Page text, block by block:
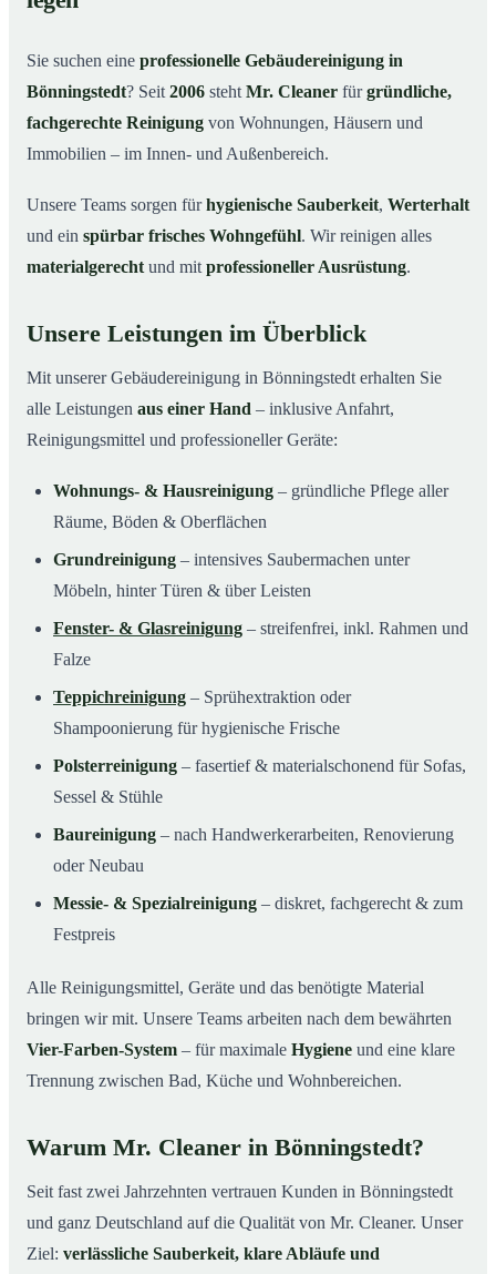
04So läuft die Gebäudereinigung ab
Typische Anlässe für eine Gebäudereinigung
Gebäudereinigung in Bönningstedt – Profis im Einsatz
Sie suchen eine professionelle Gebäudereinigung in
Bönningstedt? Seit 2006 steht Mr. Cleaner fürgründliche,
fachgerechte Reinigung von Wohnungen, Häusern und
Immobilien – im Innen- und Außenbereich.
Unsere Teams sorgen fürhygienische Sauberkeit, Werterhalt
und ein spürbar frisches Wohngefühl. Wir reinigen alles
materialgerecht und mit professioneller Ausrüstung.
Unsere Leistungen im Überblick
Mit unserer Gebäudereinigung in Bönningstedt erhalten Sie
alle Leistungen aus einer Hand – inklusive Anfahrt,
Reinigungsmittel und professioneller Geräte:
Wohnungs- & Hausreinigung – gründliche Pflege aller
Räume, Böden & Oberflächen
Grundreinigung – intensives Saubermachen unter
Möbeln, hinter Türen & über Leisten
Fenster- & Glasreinigung – streifenfrei, inkl. Rahmen und
Falze
Teppichreinigung – Sprühextraktion oder
Shampoonierung für hygienische Frische
Polsterreinigung – fasertief & materialschonend für Sofas,
Sessel & Stühle
Baureinigung – nach Handwerkerarbeiten, Renovierung
oder Neubau
Messie- & Spezialreinigung – diskret, fachgerecht & zum
Festpreis
Alle Reinigungsmittel, Geräte und das benötigte Material
bringen wir mit. Unsere Teams arbeiten nach dem bewährten
Vier-Farben-System – für maximale Hygiene und eine klare
Trennung zwischen Bad, Küche und Wohnbereichen.
Warum Mr. Cleaner in Bönningstedt?
Seit fast zwei Jahrzehnten vertrauen Kunden in Bönningstedt
und ganz Deutschland auf die Qualität von Mr. Cleaner. Unser
Ziel: verlässliche Sauberkeit, klare Abläufe und